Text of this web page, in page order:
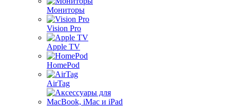
Мониторы
Vision Pro
Apple TV
HomePod
AirTag